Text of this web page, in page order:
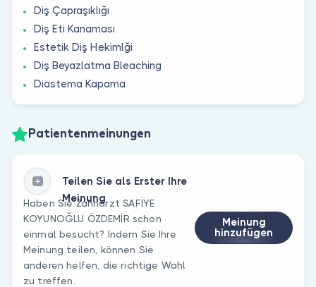
Diş Çapraşıklığı
Diş Eti Kanaması
Estetik Diş Hekimlği
Diş Beyazlatma Bleaching
Diastema Kapama
Patientenmeinungen
Teilen Sie als Erster Ihre
Meinung
Haben Sie Zahnarzt SAFİYE
KOYUNOĞLU ÖZDEMİR schon
einmal besucht? Indem Sie Ihre
Meinung teilen, können Sie
anderen helfen, die richtige Wahl
zu treffen.
Meinung
hinzufügen